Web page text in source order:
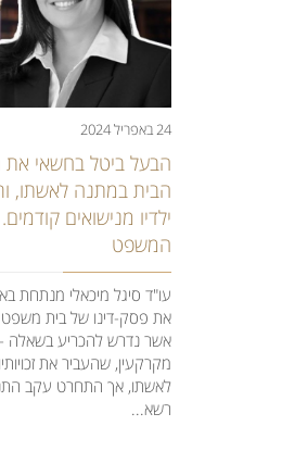
24 באפריל 2024
הבעל ביטל בחשאי
הבית במתנה לאשתו,
ילדיו מנישואים
המשפט
עו"ד סיגל מיכאלי מנתחת
את פסק-דינו של בית משפט
אשר נדרש להכריע בשאלה
מקרקעין, שהעביר את
לאשתו, אך התחרט עקב
רשא...